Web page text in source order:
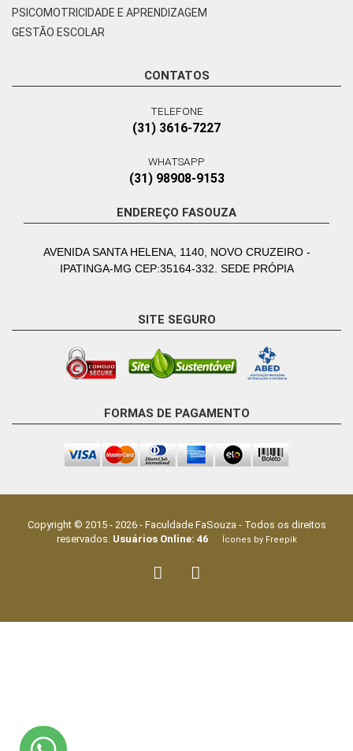
PSICOMOTRICIDADE E APRENDIZAGEM
GESTÃO ESCOLAR
CONTATOS
TELEFONE
(31) 3616-7227
WHATSAPP
(31) 98908-9153
ENDEREÇO FASOUZA
AVENIDA SANTA HELENA, 1140, NOVO CRUZEIRO -
IPATINGA-MG CEP:35164-332. SEDE PRÓPIA
SITE SEGURO
FORMAS DE PAGAMENTO
Copyright © 2015 - 2026- Faculdade FaSouza - Todos os direitos
reservados. Usuários Online: 46Ícones by Freepik